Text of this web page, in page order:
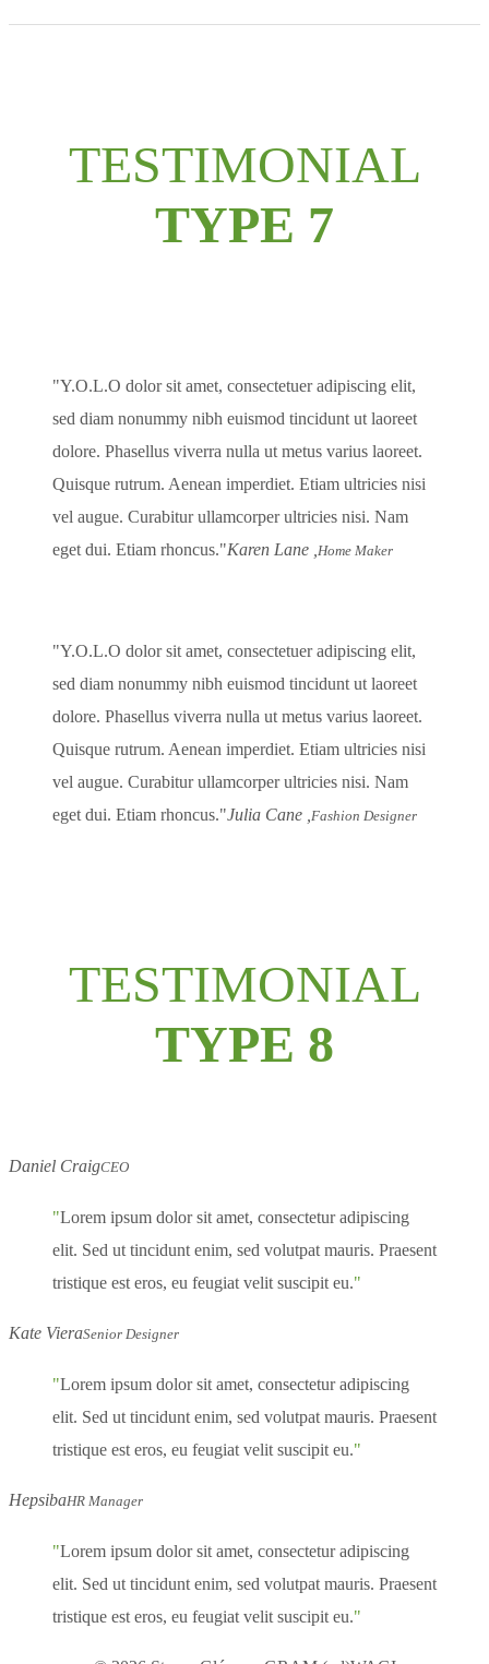
TESTIMONIAL
TYPE 7
Y.O.L.O dolor sit amet, consectetuer adipiscing elit,
sed diam nonummy nibh euismod tincidunt ut laoreet
dolore. Phasellus viverra nulla ut metus varius laoreet.
Quisque rutrum. Aenean imperdiet. Etiam ultricies nisi
vel augue. Curabitur ullamcorper ultricies nisi. Nam
eget dui. Etiam rhoncus. Karen Lane , Home Maker
Y.O.L.O dolor sit amet, consectetuer adipiscing elit,
sed diam nonummy nibh euismod tincidunt ut laoreet
dolore. Phasellus viverra nulla ut metus varius laoreet.
Quisque rutrum. Aenean imperdiet. Etiam ultricies nisi
vel augue. Curabitur ullamcorper ultricies nisi. Nam
eget dui. Etiam rhoncus. Julia Cane , Fashion Designer
TESTIMONIAL
TYPE 8
Daniel CraigCEO
Lorem ipsum dolor sit amet, consectetur adipiscing
elit. Sed ut tincidunt enim, sed volutpat mauris. Praesent
tristique est eros, eu feugiat velit suscipit eu.
Kate VieraSenior Designer
Lorem ipsum dolor sit amet, consectetur adipiscing
elit. Sed ut tincidunt enim, sed volutpat mauris. Praesent
tristique est eros, eu feugiat velit suscipit eu.
HepsibaHR Manager
Lorem ipsum dolor sit amet, consectetur adipiscing
elit. Sed ut tincidunt enim, sed volutpat mauris. Praesent
tristique est eros, eu feugiat velit suscipit eu.